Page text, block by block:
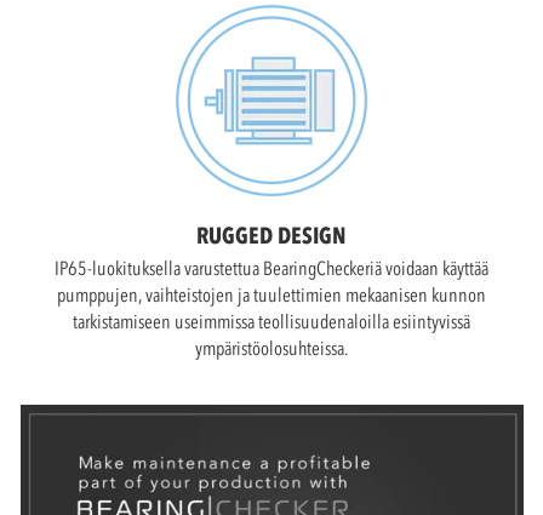
RUGGED DESIGN
IP65-luokituksella varustettua BearingCheckeriä voidaan käyttää
pumppujen, vaihteistojen ja tuulettimien mekaanisen kunnon
tarkistamiseen useimmissa teollisuudenaloilla esiintyvissä
ympäristöolosuhteissa.